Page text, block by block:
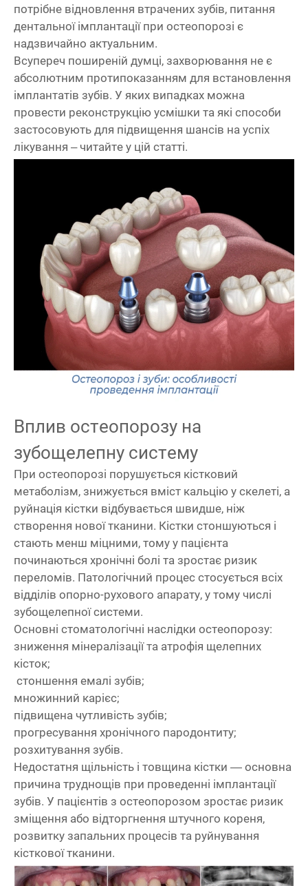
потрібне відновлення втрачених зубів, питання
дентальної імплантації при остеопорозі є
надзвичайно актуальним.
Всупереч поширеній думці, захворювання не є
абсолютним протипоказанням для встановлення
імплантатів зубів. У яких випадках можна
провести реконструкцію усмішки та які способи
застосовують для підвищення шансів на успіх
лікування – читайте у цій статті.
Вплив остеопорозу на
зубощелепну систему
При остеопорозі порушується кістковий
метаболізм, знижується вміст кальцію у скелеті, а
руйнація кістки відбувається швидше, ніж
створення нової тканини. Кістки стоншуються і
стають менш міцними, тому у пацієнта
починаються хронічні болі та зростає ризик
переломів. Патологічний процес стосується всіх
відділів опорно-рухового апарату, у тому числі
зубощелепної системи.
Основні стоматологічні наслідки остеопорозу:
зниження мінералізації та атрофія щелепних
кісток;
стоншення емалі зубів;
множинний карієс;
підвищена чутливість зубів;
прогресування хронічного пародонтиту;
розхитування зубів.
Недостатня щільність і товщина кістки — основна
причина труднощів при проведенні імплантації
зубів. У пацієнтів з остеопорозом зростає ризик
зміщення або відторгнення штучного кореня,
розвитку запальних процесів та руйнування
кісткової тканини.